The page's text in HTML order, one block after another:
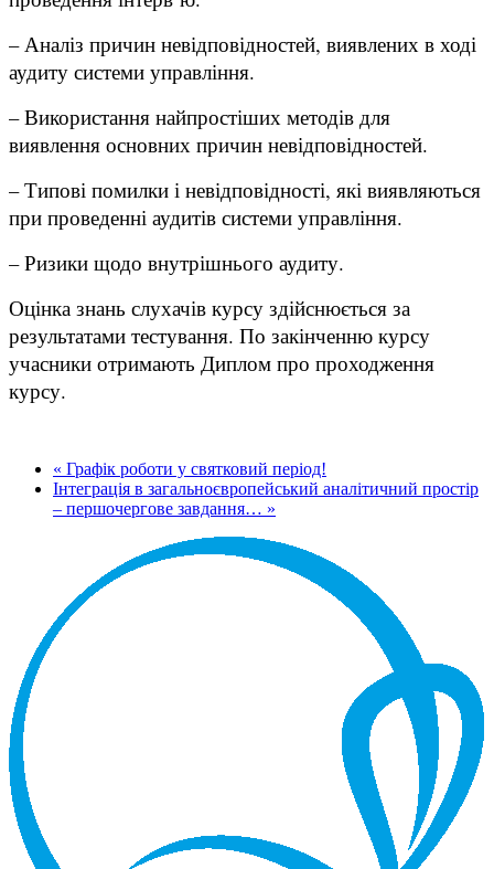
– Аналіз причин невідповідностей, виявлених в ході
аудиту системи управління.
– Використання найпростіших методів для
виявлення основних причин невідповідностей.
– Типові помилки і невідповідності, які виявляються
при проведенні аудитів системи управління.
– Ризики щодо внутрішнього аудиту.
Оцінка знань слухачів курсу здійснюється за
результатами тестування. По закінченню курсу
учасники отримають Диплом про проходження
курсу.
« Графік роботи у святковий період!
Інтеграція в загальноєвропейський аналітичний простір
– першочергове завдання… »